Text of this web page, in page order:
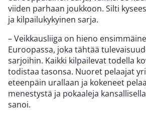
viiden parhaan joukkoon. Silti
ja kilpailukykyinen sarja.
– Veikkausliiga on hieno
Euroopassa, joka tähtää
sarjoihin. Kaikki kilpailevat todella
todistaa tasonsa. Nuoret pelaajat
eteenpäin urallaan ja kokeneet
menestystä ja pokaaleja
sanoi.